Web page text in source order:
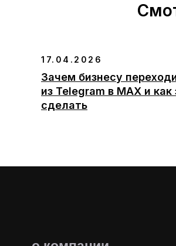
17.04.2026
Зачем бизнесу
из Telegram в MAX и как
сделать